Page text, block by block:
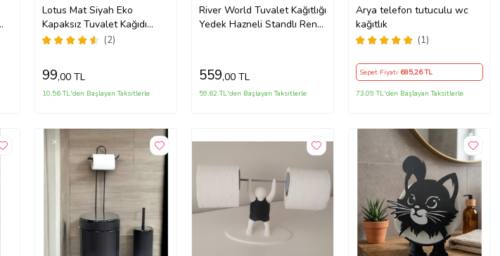
Lotus Mat Siyah Eko
Kapaksız Tuvalet Kağıdı
Askısı Tuvalet Kağıtlığı İster
(2)
99,00 TL
10,56 TL'den Başlayan Taksitlerle
River World Tuvalet Kağıtlığı
Yedek Hazneli Standlı Rengi
559,00 TL
59,62 TL'den Başlayan Taksitlerle
Arya telefon tutuculu wc
kağıtlık
(1)
Sepet Fiyatı 685,26 TL
73,09 TL'den Başlayan Taksitlerle